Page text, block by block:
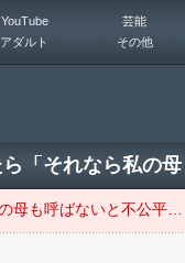
YouTube 芸能
アダルト その他